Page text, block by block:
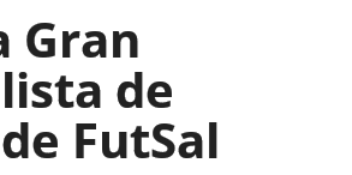
Gran
de
FutSal